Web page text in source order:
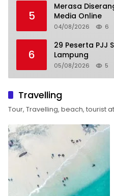
5
Merasa
Media Online
04/08/2026 6
6
29 Peserta PJJ Siap
Lampung
05/08/2026 5
Travelling
Tour, Travelling, beach, tourist